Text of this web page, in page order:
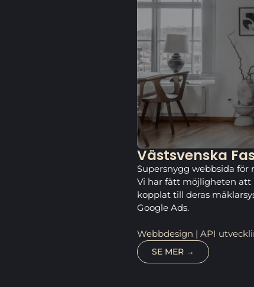
Västsvenska
Supersnygg webbsida för
Vi har fått möjligheten att
kopplat till deras
Google Ads.
Webbdesign API
SE MER →